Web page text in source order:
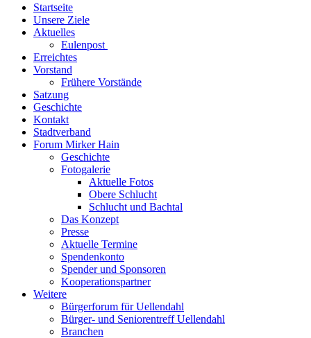
Startseite
Unsere Ziele
Aktuelles
Eulenpost
Erreichtes
Vorstand
Frühere Vorstände
Satzung
Geschichte
Kontakt
Stadtverband
Forum Mirker Hain
Geschichte
Fotogalerie
Aktuelle Fotos
Obere Schlucht
Schlucht und Bachtal
Das Konzept
Presse
Aktuelle Termine
Spendenkonto
Spender und Sponsoren
Kooperationspartner
Weitere
Bürgerforum für Uellendahl
Bürger- und Seniorentreff Uellendahl
Branchen